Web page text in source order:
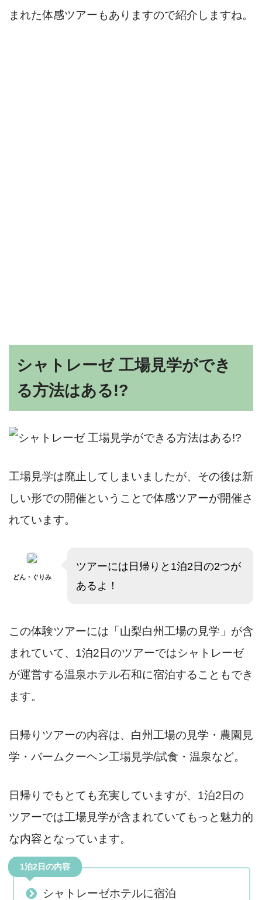
まれた体感ツアーもありますので紹介しますね。
シャトレーゼ 工場見学ができ
る方法はある!?
工場見学は廃止してしまいましたが、その後は新
しい形での開催ということで体感ツアーが開催さ
れています。
どん・ぐりみ
ツアーには日帰りと1泊2日の2つが
あるよ！
この体験ツアーには 「山梨白州工場の見学」が含
まれていて、1泊2日のツアーではシャトレーゼ
が運営する温泉ホテル石和に宿泊することもでき
ます。
日帰りツアーの内容は、白州工場の見学・農園見
学・バームクーヘン工場見学/試食・温泉など。
日帰りでもとても充実していますが、1泊2日の
ツアーでは工場見学が含まれていてもっと魅力的
な内容となっています。
1泊2日の内容
シャトレーゼホテルに宿泊